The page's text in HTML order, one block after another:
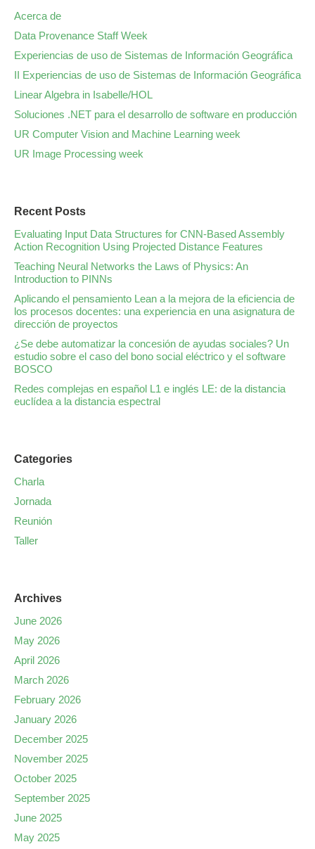
Acerca de
Data Provenance Staff Week
Experiencias de uso de Sistemas de Información Geográfica
II Experiencias de uso de Sistemas de Información Geográfica
Linear Algebra in Isabelle/HOL
Soluciones .NET para el desarrollo de software en producción
UR Computer Vision and Machine Learning week
UR Image Processing week
Recent Posts
Evaluating Input Data Structures for CNN-Based Assembly
Action Recognition Using Projected Distance Features
Teaching Neural Networks the Laws of Physics: An
Introduction to PINNs
Aplicando el pensamiento Lean a la mejora de la eficiencia de
los procesos docentes: una experiencia en una asignatura de
dirección de proyectos
¿Se debe automatizar la concesión de ayudas sociales? Un
estudio sobre el caso del bono social eléctrico y el software
BOSCO
Redes complejas en español L1 e inglés LE: de la distancia
euclídea a la distancia espectral
Categories
Charla
Jornada
Reunión
Taller
Archives
June 2026
May 2026
April 2026
March 2026
February 2026
January 2026
December 2025
November 2025
October 2025
September 2025
June 2025
May 2025